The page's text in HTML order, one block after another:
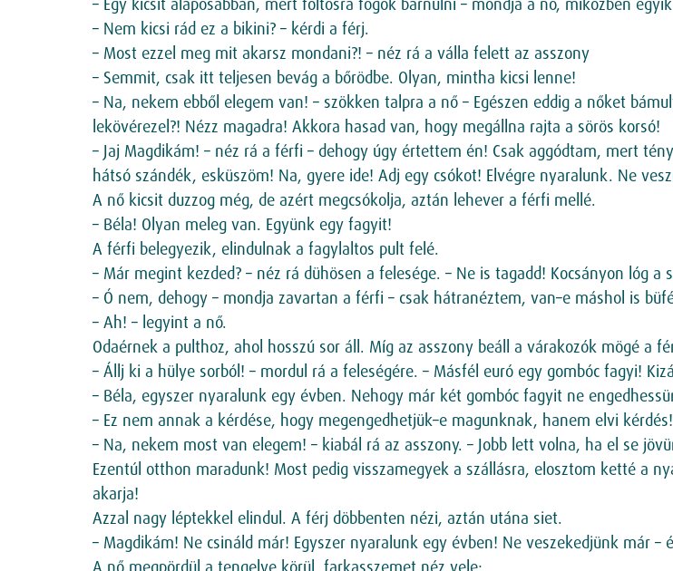
– Egy kicsit alaposabban, mert foltosra fogok barnulni – mondja a nő, miközben
– Nem kicsi rád ez a bikini? – kérdi a férj.
– Most ezzel meg mit akarsz mondani?! – néz rá a válla felett az asszony
– Semmit, csak itt teljesen bevág a bőrödbe. Olyan, mintha kicsi lenne!
– Na, nekem ebből elegem van! – szökken talpra a nő – Egészen eddig a nőket
lekövérezel?! Nézz magadra! Akkora hasad van, hogy megállna rajta a sörös korsó!
– Jaj Magdikám! – néz rá a férfi – dehogy úgy értettem én! Csak aggódtam, mert
hátsó szándék, esküszöm! Na, gyere ide! Adj egy csókot! Elvégre nyaralunk. Ne
A nő kicsit duzzog még, de azért megcsókolja, aztán lehever a férfi mellé.
– Béla! Olyan meleg van. Együnk egy fagyit!
A férfi belegyezik, elindulnak a fagylaltos pult felé.
– Már megint kezded? – néz rá dühösen a felesége. – Ne is tagadd! Kocsányon lóg
– Ó nem, dehogy – mondja zavartan a férfi – csak hátranéztem, van–e máshol is
– Ah! – legyint a nő.
Odaérnek a pulthoz, ahol hosszú sor áll. Míg az asszony beáll a várakozók mögé
– Állj ki a hülye sorból! – mordul rá a feleségére. – Másfél euró egy gombóc fagyi!
– Béla, egyszer nyaralunk egy évben. Nehogy már két gombóc fagyit ne
– Ez nem annak a kérdése, hogy megengedhetjük–e magunknak, hanem elvi
– Na, nekem most van elegem! – kiabál rá az asszony. – Jobb lett volna, ha el se
Ezentúl otthon maradunk! Most pedig visszamegyek a szállásra, elosztom ketté a
akarja!
Azzal nagy léptekkel elindul. A férj döbbenten nézi, aztán utána siet.
– Magdikám! Ne csináld már! Egyszer nyaralunk egy évben! Ne veszekedjünk már –